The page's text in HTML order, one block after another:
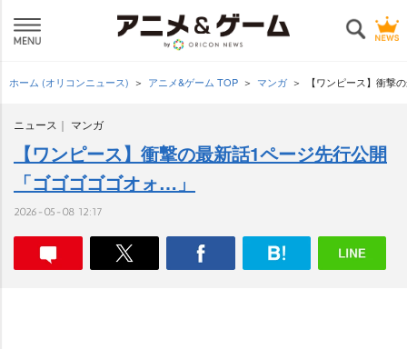
ホーム (オリコンニュース) アニメ&ゲーム TOP マンガ 【ワンピース】衝撃
ニュース マンガ
【ワンピース】衝撃の最新話1ページ先行公開
「ゴゴゴゴゴオォ…」
2026-05-08 12:17